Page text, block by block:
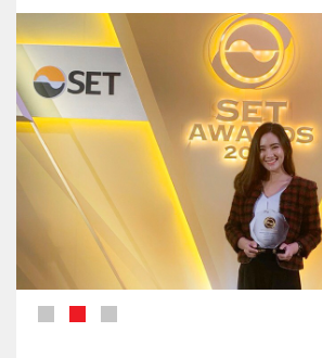
ชีวาทัย เรสซิเดนซ์ อโศก
ชีวาทัย ฮอลล์มาร์ค ลาดพร้าว - โชคชัย 4
ชีวา ฮาร์ท สุขุมวิท 36
ข้อมูลพื้นฐาน
ภาพรวมธุรกิจบริษัท
ลักษณะการประกอบธุรกิจ
โครงสร้างกลุ่มบริษัท
ประวัติความเป็นมาของบริษัท
วิสัยทัศน์และพันธกิจ
โครงสร้างองค์กร
คณะกรรมการบริษัท
คณะกรรมการตรวจสอบ
ชีวาทัยโซไซตี้
Home
Promotion
Activity
Privilege
Info
Magazine
ข่าว&โปรโมชั่น
ดูข่าวทั้งหมด
ข่าวประชาสัมพันธ์
ข่าวกิจกรรม
ดูโปรโมชั่นทั้งหมด
บ้าน
ทาวน์โฮม
คอนโดมิเนียม
รับซื้อที่ดิน
ติดต่อเรา
ความรับผิดชอบต่อสังคม